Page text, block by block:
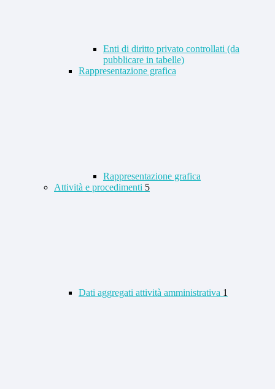
Enti di diritto privato controllati (da
pubblicare in tabelle)
Rappresentazione grafica
Rappresentazione grafica
Attività e procedimenti 5
Dati aggregati attività amministrativa 1